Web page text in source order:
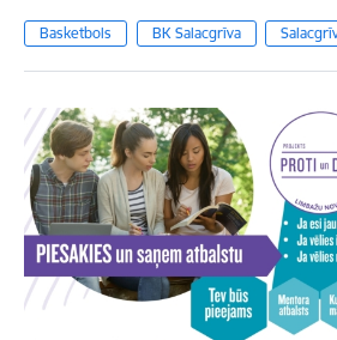
Basketbols BK Salacgrīva